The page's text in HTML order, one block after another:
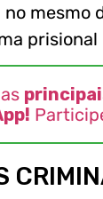
mesmo
prisional